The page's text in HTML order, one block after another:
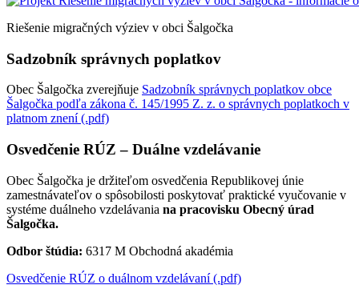
Riešenie migračných výziev v obci Šalgočka
Sadzobník správnych poplatkov
Obec Šalgočka zverejňuje Sadzobník správnych poplatkov obce
Šalgočka podľa zákona č. 145/1995 Z. z. o správnych poplatkoch v
platnom znení (.pdf)
Osvedčenie RÚZ – Duálne vzdelávanie
Obec Šalgočka je držiteľom osvedčenia Republikovej únie
zamestnávateľov o spôsobilosti poskytovať praktické vyučovanie v
systéme duálneho vzdelávania na pracovisku Obecný úrad
Šalgočka.
Odbor štúdia: 6317 M Obchodná akadémia
Osvedčenie RÚZ o duálnom vzdelávaní (.pdf)